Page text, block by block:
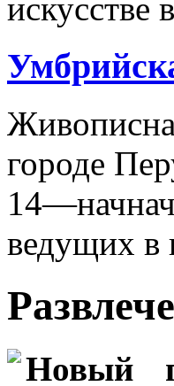
искусстве
городе
ведущих в
Новый